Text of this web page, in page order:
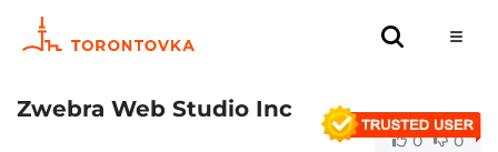
Zwebra Web Studio Inc
0 0